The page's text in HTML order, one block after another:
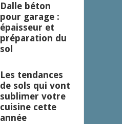
Dalle béton
pour garage :
épaisseur et
préparation du
sol
Les tendances
de sols qui vont
sublimer votre
cuisine cette
année